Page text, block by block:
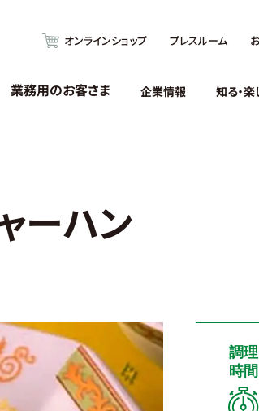
オンラインショップ プレスルーム
業務用のお客さま 企業情報 知る・楽
ーハン
調理
時間